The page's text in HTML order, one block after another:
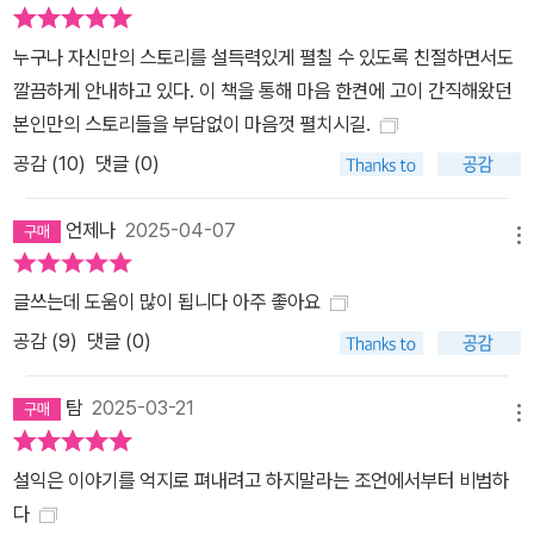
수 있는 것은 복수가 아니라 결국 ‘사랑’이라는 것을 깨달아 사랑하는
사람에게 받은 사랑을 돌려주는 인물로 변화(넷째 줄 ?주인공의 결심
해소)하는 과정이다. 언뜻 보기엔 기승전결과 비슷해 보이지만, 여기
엔 커다란 차이점이 존재한다. 기존 기승전결에 초점을 맞춘다면, 겉
보기에 강력하지만 주인공의 핵심 욕망에서 비껴난 외형의 사건이나
인공의 엄마를 떠올려 보자. 만약 작가가 주인공의 아킬레스건인 엄
마에게 너무 큰 비중을 할애했다면, 가정 학대로 고통받는 피해자에
게 학교 폭력을 일삼는 무리는 보조적 방해 요소 정도에 그쳤을 것이
으로도 시청자들의 분노를 자극했던 것만 봐도, 작가 입장에서 이 엄
하다. 이 캐릭터가 벌이는 방해 공작에 더 애정을 쏟고 싶은 마음이 굴
뚝같을 것이다. 하지만 그렇게 가는 순간, 애초에 계획했던 것과는 전
혀 다른 이야기가 된다. 학교 폭력 피해자가 주인공인 이야기에서 엄
마는 되레 생각지도 못했던 복병에 가깝다. 그래서 더 아픈 이야기가
누구나 자신만의 스토리를 설득력있게 펼칠 수 있도록 친절하면서도
깔끔하게 안내하고 있다. 이 책을 통해 마음 한켠에 고이 간직해왔던
본인만의 스토리들을 부담없이 마음껏 펼치시길.
공감 (10) 댓글 (0)
언제나 2025-04-07
글쓰는데 도움이 많이 됩니다 아주 좋아요
공감 (9) 댓글 (0)
탐2025-03-21
설익은 이야기를 억지로 펴내려고 하지말라는 조언에서부터 비범하
다